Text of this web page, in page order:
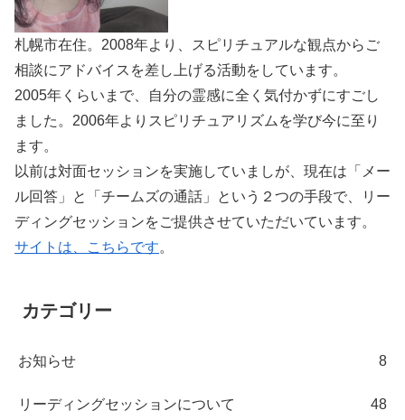
札幌市在住。2008年より、スピリチュアルな観点からご
相談にアドバイスを差し上げる活動をしています。
2005年くらいまで、自分の霊感に全く気付かずにすごし
ました。2006年よりスピリチュアリズムを学び今に至り
ます。
以前は対面セッションを実施していましが、現在は「メー
ル回答」と「チームズの通話」という２つの手段で、リー
ディングセッションをご提供させていただいています。
サイトは、こちらです。
カテゴリー
お知らせ 8
リーディングセッションについて 48